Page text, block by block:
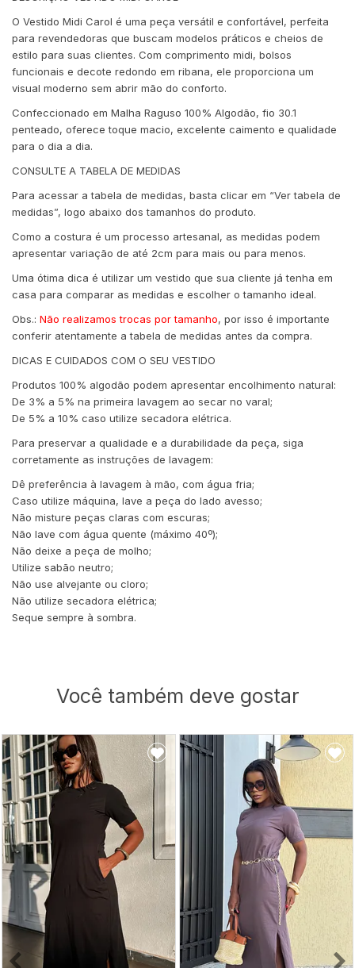
O Vestido Midi Carol é uma peça versátil e confortável, perfeita
para revendedoras que buscam modelos práticos e cheios de
estilo para suas clientes. Com comprimento midi, bolsos
funcionais e decote redondo em ribana, ele proporciona um
visual moderno sem abrir mão do conforto.
Confeccionado em Malha Raguso 100% Algodão, fio 30.1
penteado, oferece toque macio, excelente caimento e qualidade
para o dia a dia.
CONSULTE A TABELA DE MEDIDAS
Para acessar a tabela de medidas, basta clicar em “Ver tabela de
medidas”, logo abaixo dos tamanhos do produto.
Como a costura é um processo artesanal, as medidas podem
apresentar variação de até 2cm para mais ou para menos.
Uma ótima dica é utilizar um vestido que sua cliente já tenha em
casa para comparar as medidas e escolher o tamanho ideal.
Obs.: Não realizamos trocas por tamanho, por isso é importante
conferir atentamente a tabela de medidas antes da compra.
DICAS E CUIDADOS COM O SEU VESTIDO
Produtos 100% algodão podem apresentar encolhimento natural:
De 3% a 5% na primeira lavagem ao secar no varal;
De 5% a 10% caso utilize secadora elétrica.
Para preservar a qualidade e a durabilidade da peça, siga
corretamente as instruções de lavagem:
Dê preferência à lavagem à mão, com água fria;
Caso utilize máquina, lave a peça do lado avesso;
Não misture peças claras com escuras;
Não lave com água quente (máximo 40º);
Não deixe a peça de molho;
Utilize sabão neutro;
Não use alvejante ou cloro;
Não utilize secadora elétrica;
Seque sempre à sombra.
Você também deve gostar